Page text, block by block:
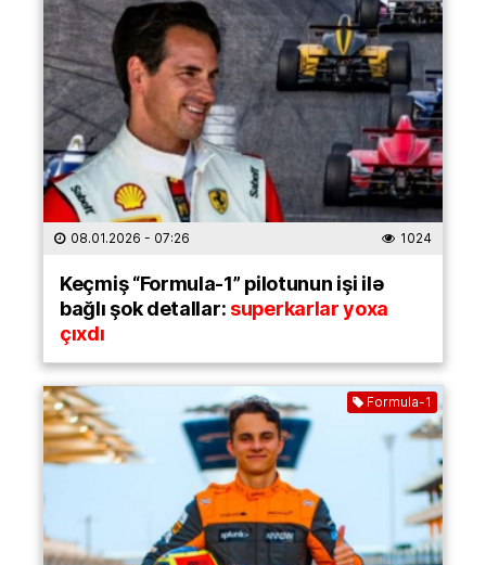
08.01.2026 - 07:26 1024
Keçmiş “Formula-1” pilotunun işi ilə
bağlı şok detallar:superkarlar yoxa
çıxdı
Formula-1